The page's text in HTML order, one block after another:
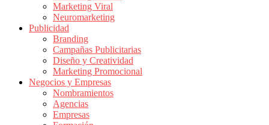
Colombia
Magazine
Publicidad
Marketing
Marketing Viral
Neuromarketing
Publicidad
Branding
Campañas Publicitarias
Diseño y Creatividad
Marketing Promocional
Negocios y Empresas
Nombramientos
Agencias
Empresas